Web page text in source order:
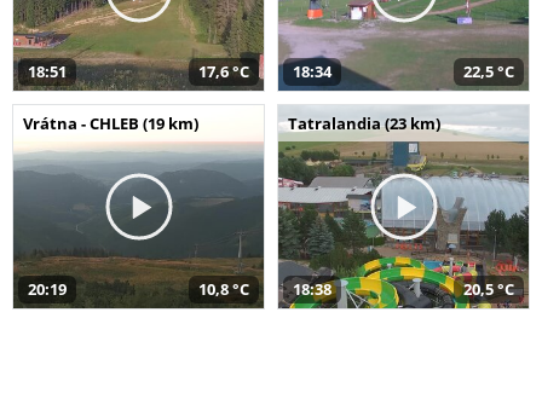
18:51 17,6 °C 18:34 22,5 °C
Vrátna - CHLEB (19 km)
20:19 10,8 °C
Tatralandia (23 km)
18:38 20,5 °C